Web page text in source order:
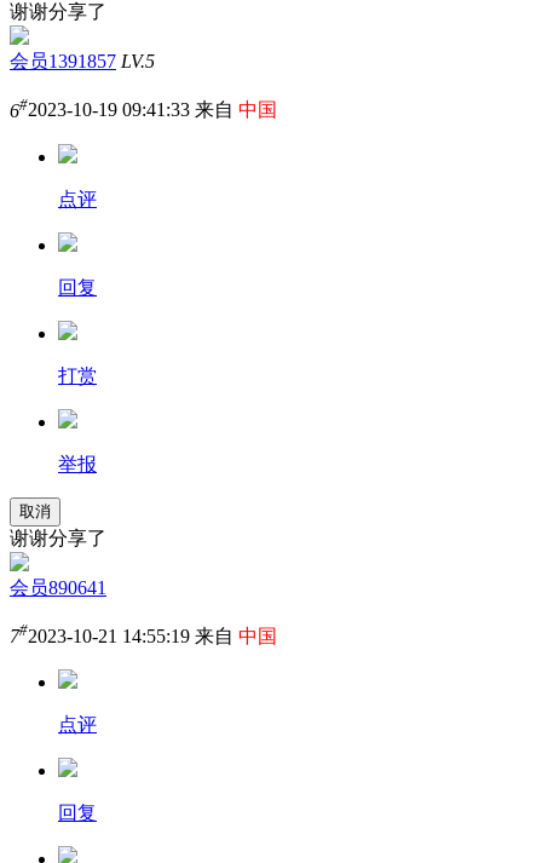
谢谢分享了
会员1391857 LV.5
6#2023-10-19 09:41:33 来自 中国
点评
回复
打赏
举报
取消
谢谢分享了
会员890641
7#2023-10-21 14:55:19 来自 中国
点评
回复